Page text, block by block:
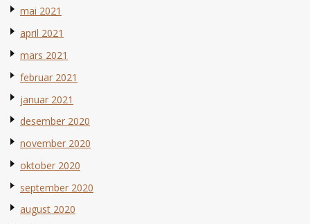
mai 2021
april 2021
mars 2021
februar 2021
januar 2021
desember 2020
november 2020
oktober 2020
september 2020
august 2020